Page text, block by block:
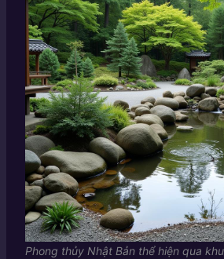
Phong thủy Nhật Bản thể hiện qua